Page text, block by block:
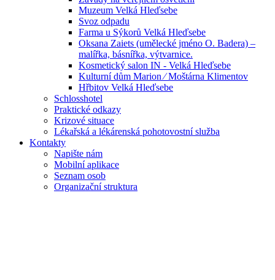
Muzeum Velká Hleďsebe
Svoz odpadu
Farma u Sýkorů Velká Hleďsebe
Oksana Zaiets (umělecké jméno O. Badera) –
malířka, básnířka, výtvarnice.
Kosmetický salon IN - Velká Hleďsebe
Kulturní dům Marion ⁄ Moštárna Klimentov
Hřbitov Velká Hleďsebe
Schlosshotel
Praktické odkazy
Krizové situace
Lékařská a lékárenská pohotovostní služba
Kontakty
Napište nám
Mobilní aplikace
Seznam osob
Organizační struktura